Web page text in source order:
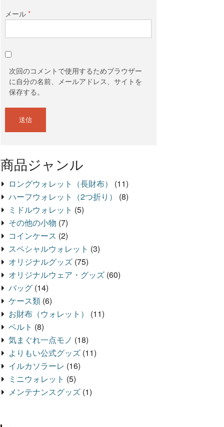
メール*
次回のコメントで使用するためブラウザー
に自分の名前、メールアドレス、サイトを
保存する。
商品ジャンル
ロングウォレット（長財布）
(11)
ハーフウォレット（2つ折り）
(8)
ミドルウォレット (5)
その他の小物 (7)
コインケース (2)
スペシャルウォレット (3)
オリジナルグッズ (75)
オリジナルウェア・グッズ (60)
バッグ (14)
ケース類 (6)
お財布（ウォレット）
(11)
ベルト (8)
気まぐれ一点モノ (18)
よりもい公式グッズ (11)
イルカソラーレ (16)
ミニウォレット (5)
メンテナンスグッズ (1)